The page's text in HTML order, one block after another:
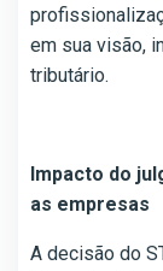
em sua visão,
tributário.
Impacto do
as empresas
A decisão do